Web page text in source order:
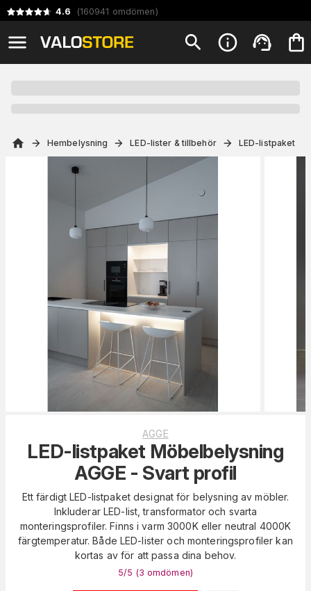
4.6 (160941 omdömen)
Hembelysning LED-lister & tillbehör LED-listpaket
AGGE
LED-listpaket Möbelbelysning
AGGE - Svart profil
Ett färdigt LED-listpaket designat för belysning av möbler.
Inkluderar LED-list, transformator och svarta
monteringsprofiler. Finns i varm 3000K eller neutral 4000K
färgtemperatur. Både LED-lister och monteringsprofiler kan
kortas av för att passa dina behov.
5/5 (3 omdömen)